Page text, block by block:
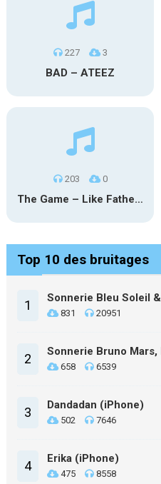
227 3
BAD – ATEEZ
203 0
The Game – Like Father Like Daughter
Top 10 des bruitages
1 Sonnerie Bleu Soleil
831 20951
2 Sonnerie Bruno Mars,
658 6539
3 Dandadan (iPhone)
502 7646
4 Erika (iPhone)
475 8558